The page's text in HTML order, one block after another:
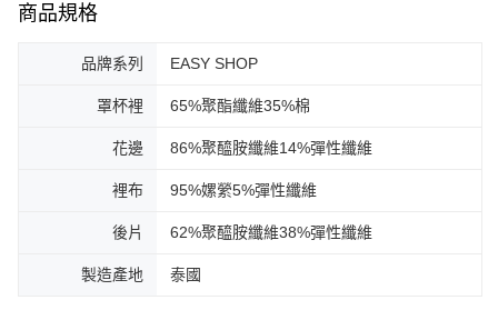
商品規格
品牌系列 EASY SHOP
罩杯裡 65%聚酯纖維35%棉
花邊 86%聚醯胺纖維14%彈性纖維
裡布 95%嫘縈5%彈性纖維
後片 62%聚醯胺纖維38%彈性纖維
製造產地 泰國